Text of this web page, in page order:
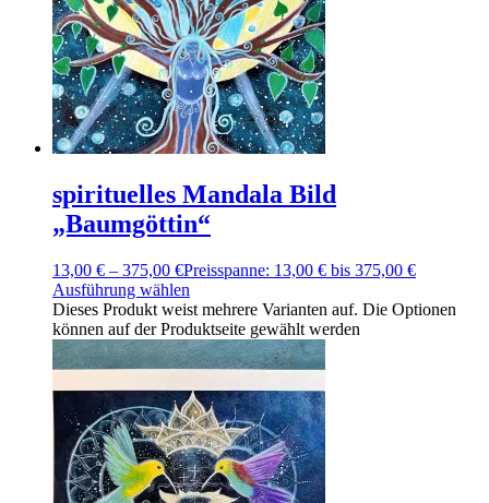
spirituelles Mandala Bild
„Baumgöttin“
13,00 € – 375,00 €Preisspanne: 13,00 € bis 375,00 €
Ausführung wählen
Dieses Produkt weist mehrere Varianten auf. Die Optionen
können auf der Produktseite gewählt werden